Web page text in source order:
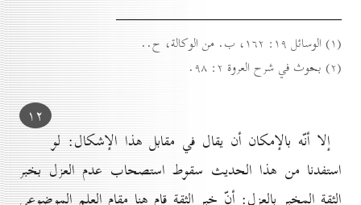
(۱) الوسائل ۱۹: ۱٦۲، ب. من الوكالة، ح..
(۲) بحوث في شرح العروة ۲: ۹۸.
۱۲
إلا أنّه بالإمكان أن يقال في مقابل هذا الإشكال: لو
استفدنا من هذا الحديث سقوط استصحاب عدم العزل بخبر
الثقة المخبر بالعزل: أنّ خبر الثقة قام هنا مقام العلم الموضوعي